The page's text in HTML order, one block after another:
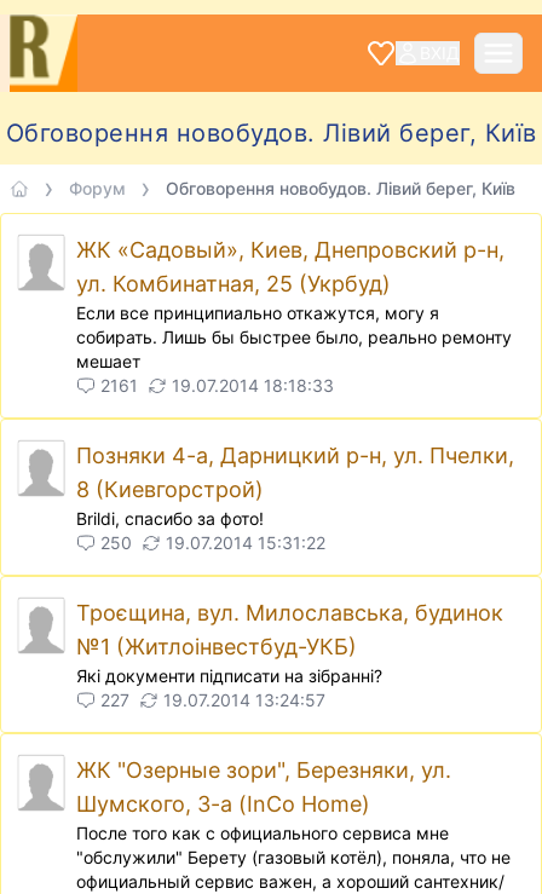
Обговорення новобудов. Лівий берег, Київ
Форум Обговорення новобудов. Лівий берег, Київ
ЖК «Садовый», Киев, Днепровский р-н,
ул. Комбинатная, 25 (Укрбуд)
Если все принципиально откажутся, могу я
собирать. Лишь бы быстрее было, реально ремонту
мешает
2161
19.07.2014 18:18:33
Позняки 4-а, Дарницкий р-н, ул. Пчелки,
8 (Киевгорстрой)
Brildi, спасибо за фото!
250
19.07.2014 15:31:22
Троєщина, вул. Милославська, будинок
№1 (Житлоінвестбуд-УКБ)
Якi документи пiдписати на зiбраннi?
227
19.07.2014 13:24:57
ЖК "Озерные зори", Березняки, ул.
Шумского, 3-а (InCo Home)
После того как с официального сервиса мне
"обслужили" Берету (газовый котёл), поняла, что не
официальный сервис важен, а хороший сантехник/